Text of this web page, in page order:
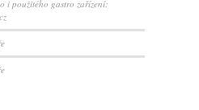
i použitého gastro zařízení: